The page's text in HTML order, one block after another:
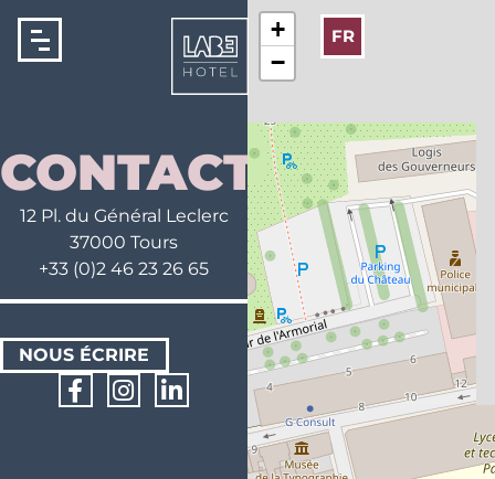
FR
CONTACT
12 Pl. du Général Leclerc
37000 Tours
+33 (0)2 46 23 26 65
NOUS ÉCRIRE
+
−
Panneau de gestion des cookies